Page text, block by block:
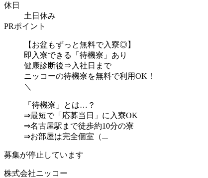
休日
土日休み
PRポイント
【お盆もずっと無料で入寮◎】
即入寮できる「待機寮」あり
健康診断後⇒入社日まで
ニッコーの待機寮を無料で利用OK！
＼
「待機寮」とは…？
⇒最短で「応募当日」に入寮OK
⇒名古屋駅まで徒歩約10分の寮
⇒お部屋は完全個室（...
募集が停止しています
株式会社ニッコー